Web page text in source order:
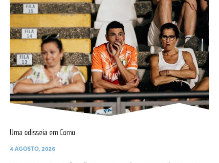
Uma odisseia em Como
4 AGOSTO, 2026